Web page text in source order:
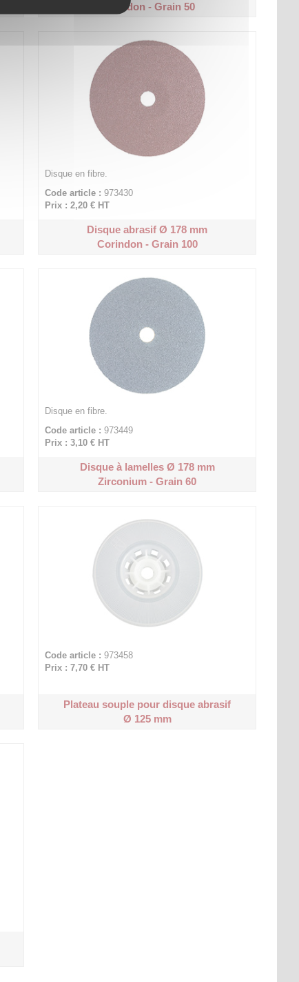
Corindon - Grain 50
Disque en fibre.
Code article : 973430
Prix : 2,20 € HT
Disque abrasif Ø 178 mm
Corindon - Grain 100
Disque en fibre.
Code article : 973449
Prix : 3,10 € HT
Disque à lamelles Ø 178 mm
Zirconium - Grain 60
Code article : 973458
Prix : 7,70 € HT
Plateau souple pour disque abrasif
Ø 125 mm